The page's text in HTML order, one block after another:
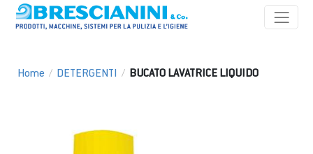
Home / DETERGENTI / BUCATO LAVATRICE LIQUIDO